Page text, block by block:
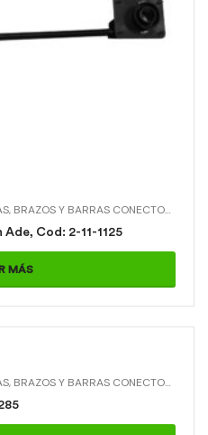
, BRAZOS Y BARRAS CONECTORAS > BARRA CONECTORA MOD.91 EN ADE,
Cod: 2-11-1125
MÁS
, BRAZOS Y BARRAS CONECTORAS > BARRA TENSORA